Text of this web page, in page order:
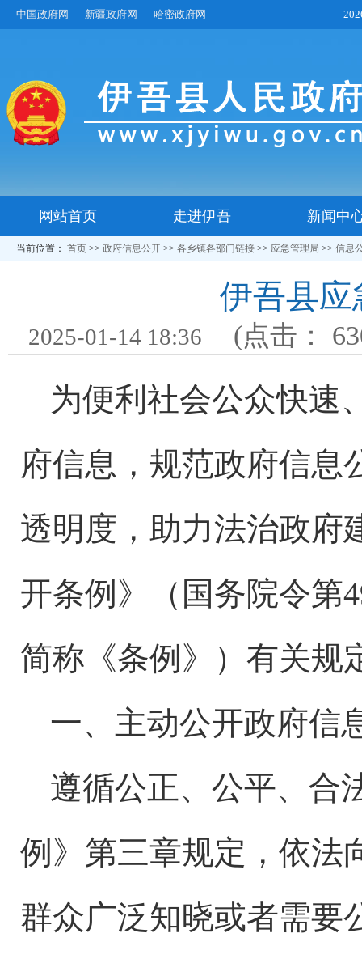
中国政府网 新疆政府网 哈密政府网
网站首页 走进伊吾 新闻中
当前位置： 首页 >> 政府信息公开 >> 各乡镇各部门链接 >> 应急管理局 >> 信息
伊吾县
2025-01-14 18:36 (点击：
为便利社会公众快速
府信息，规范政府信息
透明度，助力法治政府
开条例》（国务院令第
简称《条例》）有关规
一、主动公开政府信
遵循公正、公平、合
例》第三章规定，依法
群众广泛知晓或者需要